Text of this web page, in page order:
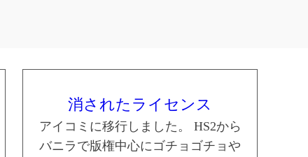
消されたライセンス
アイコミに移行しました。 HS2から
バニラで版権中心にゴチョゴチョや